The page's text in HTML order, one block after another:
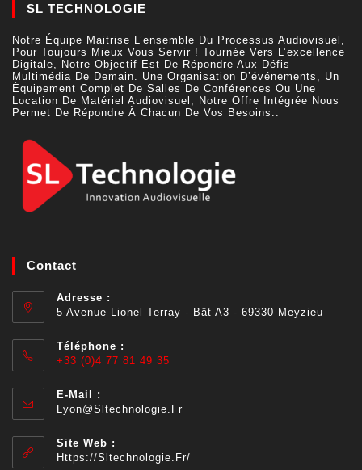
SL TECHNOLOGIE
Notre Équipe Maitrise L’ensemble Du Processus Audiovisuel,
Pour Toujours Mieux Vous Servir ! Tournée Vers L’excellence
Digitale, Notre Objectif Est De Répondre Aux Défis
Multimédia De Demain. Une Organisation D’événements, Un
Équipement Complet De Salles De Conférences Ou Une
Location De Matériel Audiovisuel, Notre Offre Intégrée Nous
Permet De Répondre À Chacun De Vos Besoins..
Contact
Adresse :
5 Avenue Lionel Terray - Bât A3 - 69330 Meyzieu
Téléphone :
+33 (0)4 77 81 49 35
E-Mail :
Lyon@sltechnologie.fr
Site Web :
Https://sltechnologie.fr/